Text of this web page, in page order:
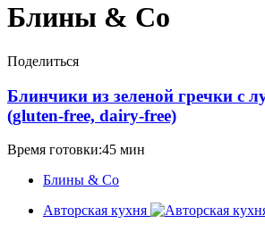
Блины & Co
Поделиться
Блинчики из зеленой гречки с
(gluten-free, dairy-free)
Время готовки:45 мин
Блины & Co
Авторская кухня